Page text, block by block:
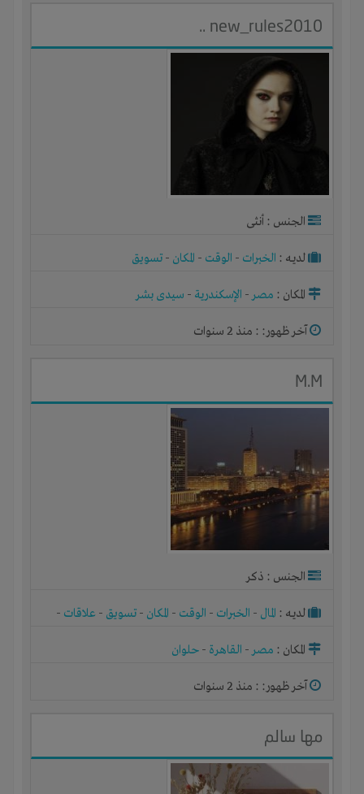
new_rules2010 ..
الجنس : أنثى
لديـه : الخبرات - الوقت - المكان - تسويق
المكان : مصر- الإسكندرية - سيدى بشر
آخر ظهور: : منذ 2 سنوات
M.M
الجنس : ذكر
لديـه : المال - الخبرات - الوقت - المكان - تسويق - علاقات -
المكان : مصر- القاهرة - حلوان
آخر ظهور: : منذ 2 سنوات
مها سالم